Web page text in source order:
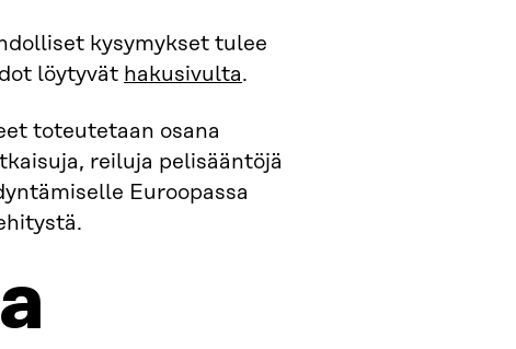
kysymykset tulee
löytyvät hakusivulta.
toteutetaan osana
reiluja pelisääntöjä
Euroopassa